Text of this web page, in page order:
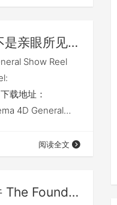
具，为合成师们提
影视后期的世界是多么的神奇，不是亲眼所见，真不敢相信(VFX showreel 2016)
Show Reel
载地址：
4D General
阅读全文
AE插件：摄像机反求跟踪插件 The Foundry CameraTracker 1.0v10 （PC&MAC）